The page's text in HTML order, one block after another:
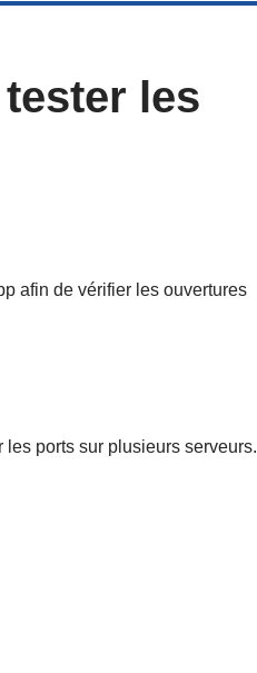
les
afin de vérifier les ouvertures
ports sur plusieurs serveurs.